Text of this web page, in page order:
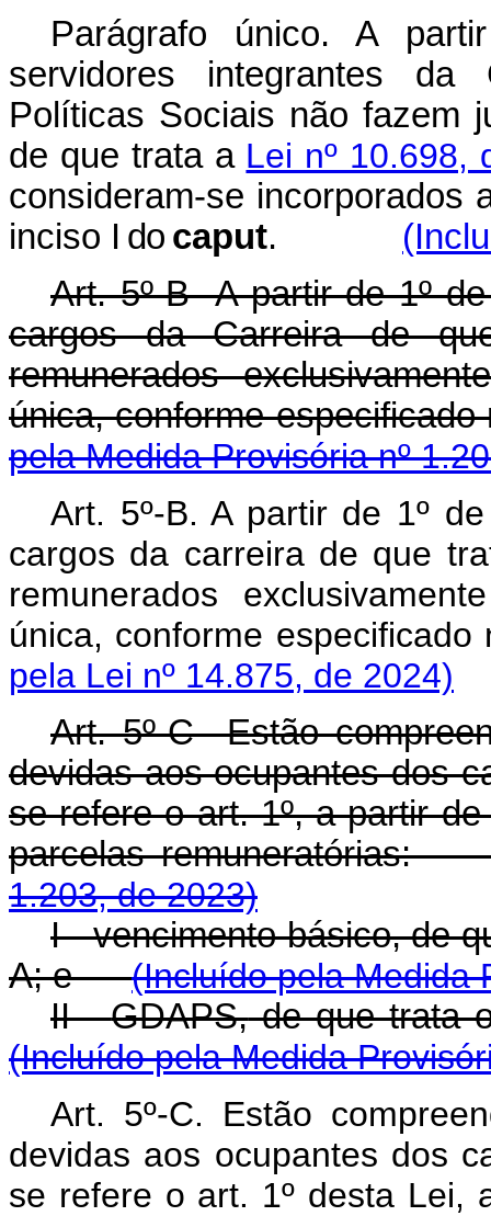
Parágrafo único. A
servidores integrantes da
Políticas Sociais não fazem
de que trata a Lei nº 10.698,
consideram-se incorporados
inciso I do caput.
Art. 5º-B A partir de 1º
cargos da Carreira de
remunerados
única, conforme
pela Medida Provisória nº
Art. 5º-B. A partir de 1º
cargos da carreira de que
remunerados
única, conforme
pela Lei nº 14.875, de 2024)
Art. 5º-C Estão
devidas aos ocupantes dos
se refere o art. 1º, a partir
parcelas remuneratórias:
1.203, de 2023)
I - vencimento básico, de
A; e(Incluído pela Medida
II -GDAPS,de que trata
(Incluído pela Medida
Art. 5º-C. Estão
devidas aos ocupantes dos
se refere o art. 1º desta Lei,